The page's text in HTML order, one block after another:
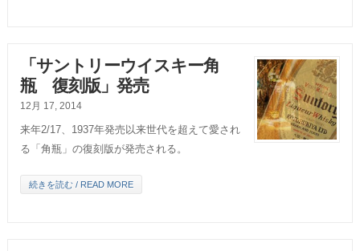
「サントリーウイスキー角
瓶 復刻版」発売
12月 17, 2014
来年2/17、1937年発売以来世代を超えて愛され
る「角瓶」の復刻版が発売される。
続きを読む / READ MORE